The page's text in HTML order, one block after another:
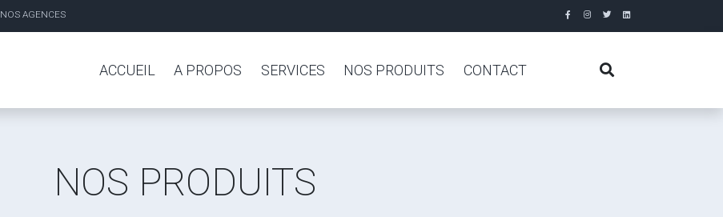
NOS AGENCES
ACCUEIL A PROPOS SERVICES NOS PRODUITS CONTACT
NOS PRODUITS